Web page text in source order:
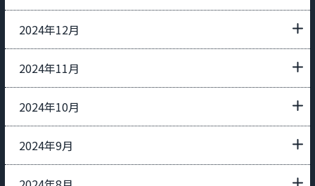
2024年12月
2024年11月
2024年10月
2024年9月